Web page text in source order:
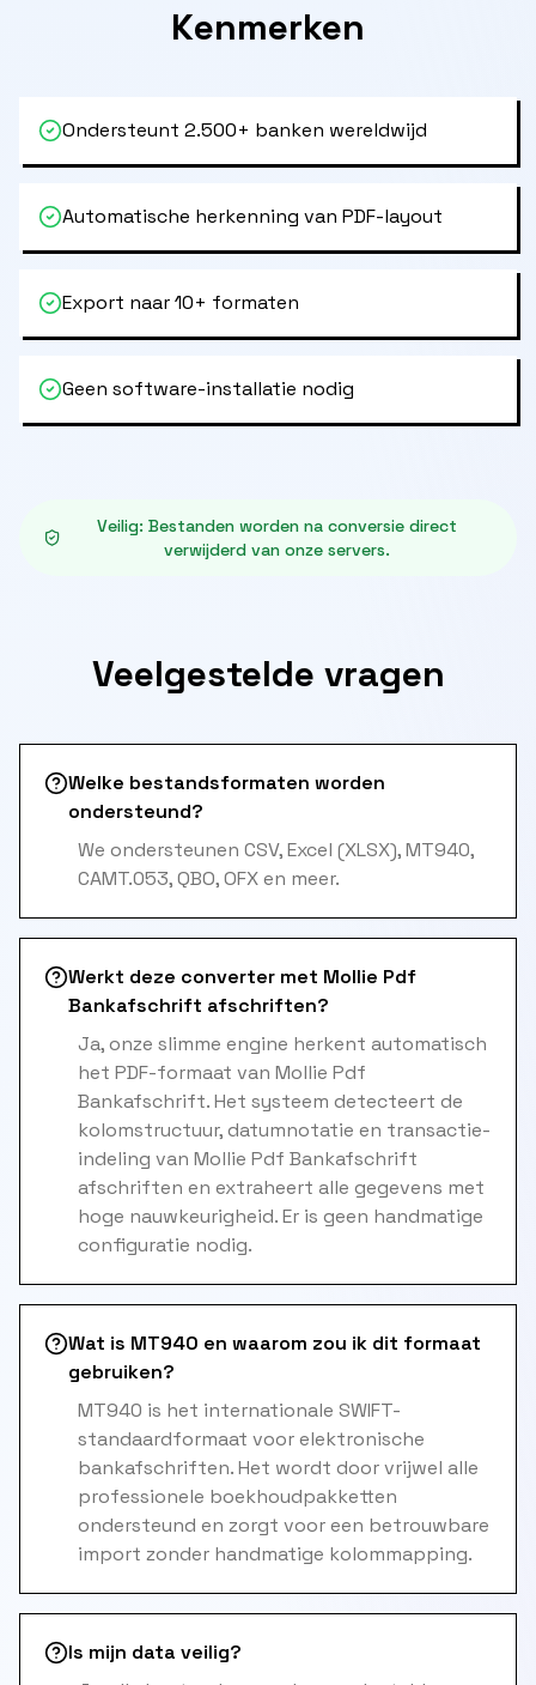
Kenmerken
Ondersteunt 2.500+ banken wereldwijd
Automatische herkenning van PDF-layout
Export naar 10+ formaten
Geen software-installatie nodig
Veilig: Bestanden worden na conversie direct
verwijderd van onze servers.
Veelgestelde vragen
Welke bestandsformaten worden
ondersteund?
We ondersteunen CSV, Excel (XLSX), MT940,
CAMT.053, QBO, OFX en meer.
Werkt deze converter met Mollie Pdf
Bankafschrift afschriften?
Ja, onze slimme engine herkent automatisch
het PDF-formaat van Mollie Pdf
Bankafschrift. Het systeem detecteert de
kolomstructuur, datumnotatie en transactie-
indeling van Mollie Pdf Bankafschrift
afschriften en extraheert alle gegevens met
hoge nauwkeurigheid. Er is geen handmatige
configuratie nodig.
Wat is MT940 en waarom zou ik dit formaat
gebruiken?
MT940 is het internationale SWIFT-
standaardformaat voor elektronische
bankafschriften. Het wordt door vrijwel alle
professionele boekhoudpakketten
ondersteund en zorgt voor een betrouwbare
import zonder handmatige kolommapping.
Is mijn data veilig?